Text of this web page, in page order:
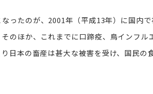
ったのが、2001年（平成13年）に国内
のほか、これまでに口蹄疫、鳥インフル
日本の畜産は甚大な被害を受け、国民の